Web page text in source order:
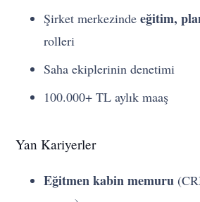
Şirket merkezindeeğitim,
rolleri
Saha ekiplerinin denetimi
100.000+ TL aylık maaş
Yan Kariyerler
Eğitmen kabin memuru